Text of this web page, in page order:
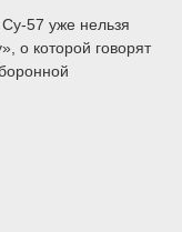
Су-57 уже нельзя
о которой говорят